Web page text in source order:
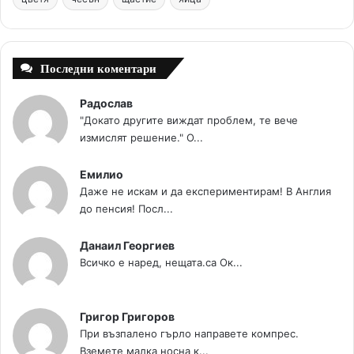
t
m
Последни коментари
Радослав
"Докато другите виждат проблем, те вече
измислят решение." О...
Емилио
Даже не искам и да експериментирам! В Англия
до пенсия! Посл...
Данаил Георгиев
Всичко е наред, нещата.са Ок...
Григор Григоров
При възпалено гърло направете компрес.
Вземете малка носна к...